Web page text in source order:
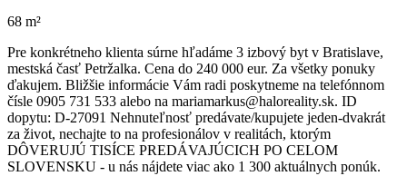
68 m²
Pre konkrétneho klienta súrne hľadáme 3 izbový byt v Bratislave,
mestská časť Petržalka. Cena do 240 000 eur. Za všetky ponuky
ďakujem. Bližšie informácie Vám radi poskytneme na telefónnom
čísle 0905 731 533 alebo na mariamarkus@haloreality.sk. ID
dopytu: D-27091 Nehnuteľnosť predávate/kupujete jeden-dvakrát
za život, nechajte to na profesionálov v realitách, ktorým
DÔVERUJÚ TISÍCE PREDÁVAJÚCICH PO CELOM
SLOVENSKU - u nás nájdete viac ako 1 300 aktuálnych ponúk.